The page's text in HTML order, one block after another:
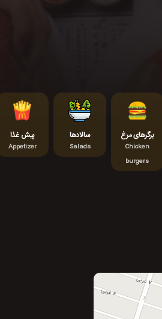
برگرهای مرغ
Chicken
burgers
سالادها
Salads
پیش غذا
Appetizer